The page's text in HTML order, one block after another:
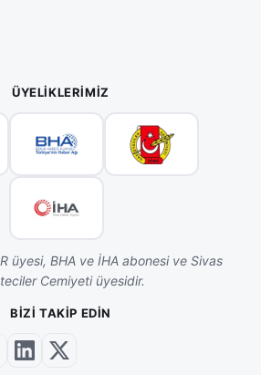
ÜYELIKLERIMIZ
üyesi, BHA ve İHA abonesi ve Sivas
Cemiyeti üyesidir.
BIZI TAKIP EDIN